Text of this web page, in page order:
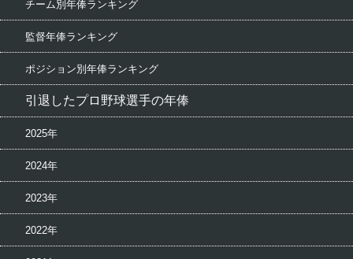
チーム別年俸ランキング
監督年俸ランキング
ポジション別年俸ランキング
引退したプロ野球選手の年俸
2025年
2024年
2023年
2022年